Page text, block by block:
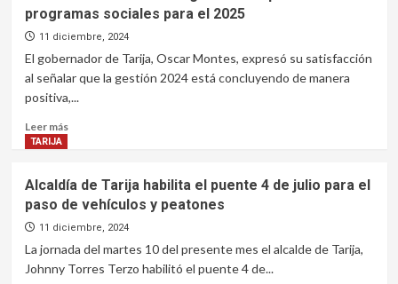
la
víctimas
de
33
infanticidios
lo
que
del
año
programas sociales para el 2025
11 diciembre, 2024
El gobernador de Tarija, Oscar Montes, expresó su satisfacción
al señalar que la gestión 2024 está concluyendo de manera
positiva,...
Leer másLeer
Montes
asegura
el
programas
TARIJA
Alcaldía de Tarija habilita el puente 4 de julio para el
paso de vehículos y peatones
11 diciembre, 2024
La jornada del martes 10 del presente mes el alcalde de Tarija,
Johnny Torres Terzo habilitó el puente 4 de...